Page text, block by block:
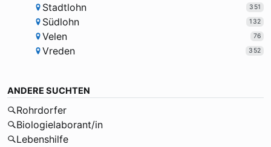
Stadtlohn 351
Südlohn 132
Velen 76
Vreden 352
ANDERE SUCHTEN
Rohrdorfer
Biologielaborant/in
Lebenshilfe